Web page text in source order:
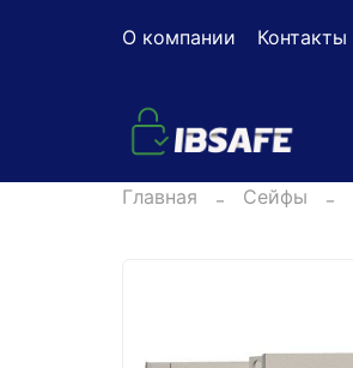
О компании Контакты
Главная Сейфы